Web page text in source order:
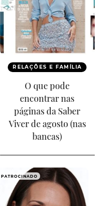
RELAÇÕES E FAMÍLIA
O que pode
encontrar nas
páginas da Saber
Viver de agosto (nas
bancas)
PATROCINADO